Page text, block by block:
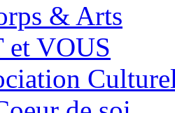
& Arts
et VOUS